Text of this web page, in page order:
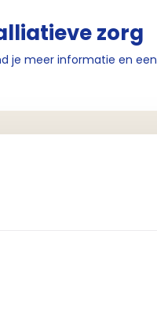
zorg
je meer informatie en een